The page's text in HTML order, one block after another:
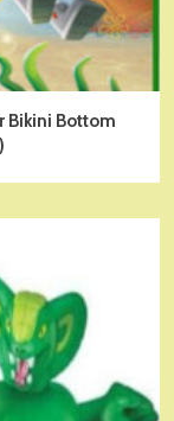
Bikini Bottom